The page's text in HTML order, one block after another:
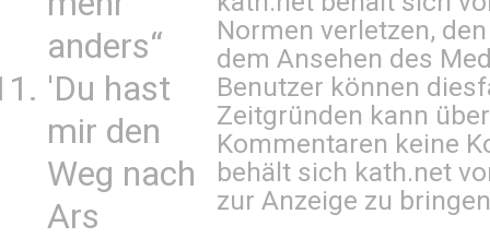
anders“
'Du hast
mir den
Weg nach
Ars
Normen verletzen,
dem Ansehen des
Benutzer können
Zeitgründen kann
Kommentaren keine
behält sich kath.net
zur Anzeige zu